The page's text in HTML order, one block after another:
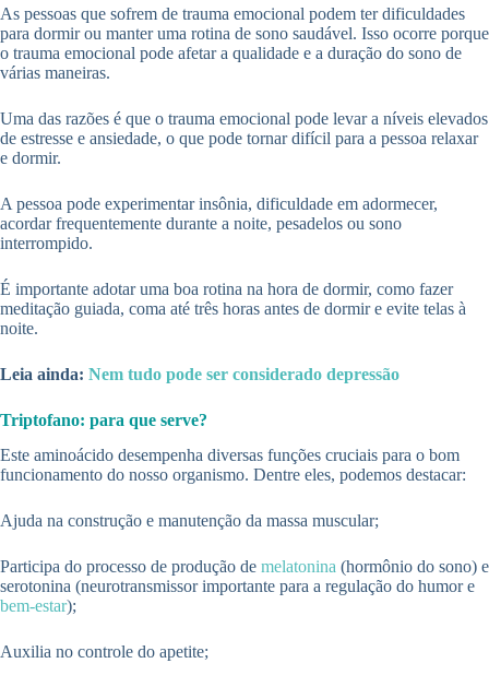
As pessoas que sofrem de trauma emocional podem ter dificuldades
para dormir ou manter uma rotina de sono saudável. Isso ocorre porque
o trauma emocional pode afetar a qualidade e a duração do sono de
várias maneiras.
Uma das razões é que o trauma emocional pode levar a níveis elevados
de estresse e ansiedade, o que pode tornar difícil para a pessoa relaxar
e dormir.
A pessoa pode experimentar insônia, dificuldade em adormecer,
acordar frequentemente durante a noite, pesadelos ou sono
interrompido.
É importante adotar uma boa rotina na hora de dormir, como fazer
meditação guiada, coma até três horas antes de dormir e evite telas à
noite.
Leia ainda: Nem tudo pode ser considerado depressão
Triptofano: para que serve?
Este aminoácido desempenha diversas funções cruciais para o bom
funcionamento do nosso organismo. Dentre eles, podemos destacar:
Ajuda na construção e manutenção da massa muscular;
Participa do processo de produção de melatonina (hormônio do sono) e
serotonina (neurotransmissor importante para a regulação do humor e
bem-estar);
Auxilia no controle do apetite;